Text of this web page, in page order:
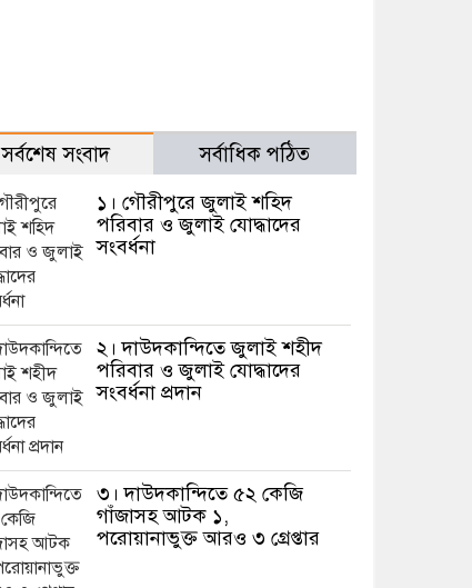
সর্বশেষ সংবাদ সর্বাধিক পঠিত
১। গৌরীপুরে জুলাই শহিদ
পরিবার ও জুলাই যোদ্ধাদের
সংবর্ধনা
২। দাউদকান্দিতে জুলাই শহীদ
পরিবার ও জুলাই যোদ্ধাদের
সংবর্ধনা প্রদান
৩। দাউদকান্দিতে ৫২ কেজি
গাঁজাসহ আটক ১,
পরোয়ানাভুক্ত আরও ৩ গ্রেপ্তার